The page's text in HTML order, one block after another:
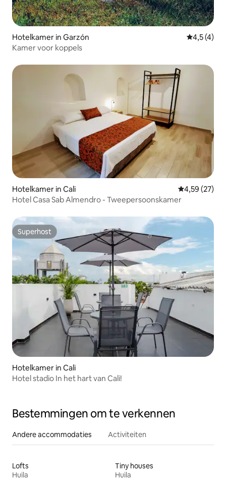
Hotelkamer in Garzón
4,5 (4)
Kamer voor koppels
Hotelkamer in Cali Gemiddelde
4,59 (27)
Hotel Casa Sab Almendro - Tweepersoonskamer
Superhost
Superhost
Hotelkamer in Cali
Hotel stadio In het hart van Cali!
Bestemmingen om te verkennen
Andere accommodaties Activiteiten
Lofts
Huila
Tiny houses
Huila